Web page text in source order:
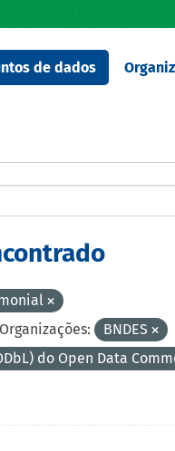
de dados
Organizações: BNDES
do Open Data